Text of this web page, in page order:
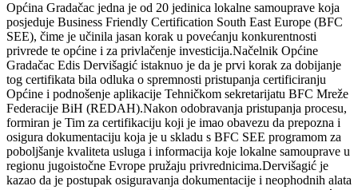
Općina Gradačac jedna je od 20 jedinica lokalne samouprave koja
posjeduje Business Friendly Certification South East Europe (BFC
SEE), čime je učinila jasan korak u povećanju konkurentnosti
privrede te općine i za privlačenje investicija.Načelnik Općine
Gradačac Edis Dervišagić istaknuo je da je prvi korak za dobijanje
tog certifikata bila odluka o spremnosti pristupanja certificiranju
Općine i podnošenje aplikacije Tehničkom sekretarijatu BFC Mreže
Federacije BiH (REDAH).Nakon odobravanja pristupanja procesu,
formiran je Tim za certifikaciju koji je imao obavezu da prepozna i
osigura dokumentaciju koja je u skladu s BFC SEE programom za
poboljšanje kvaliteta usluga i informacija koje lokalne samouprave u
regionu jugoistočne Evrope pružaju privrednicima.Dervišagić je
kazao da je postupak osiguravanja dokumentacije i neophodnih alata